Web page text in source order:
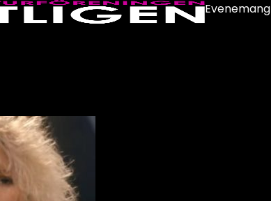
Evenemang